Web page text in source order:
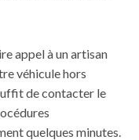
appel à un artisan
véhicule hors
de contacter le
quelques minutes.